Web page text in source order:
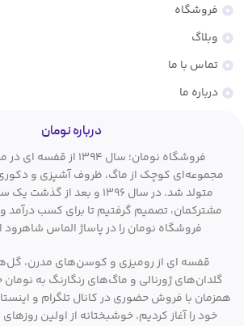
فروشگاه
وبلاگ
تماس با ما
درباره ما
درباره نومان
فروشگاه نومان؛ سال ۱۳۹۴ از
مجموعه‌ای کوچک از ماگ، ظروف آشپزی و
متولد شد. در سال ۱۳۹۶ و بعد از
مشترکمان، تصمیم گرفتیم تا برای کسب
فروشگاه نومان را در پاساژ الماس شاهرود
قفسه ای از رومیزی و کوسن‌های مدرن،
گلدان‌های ژورنالی و ماگ‌های رنگارنگ به
همزمان با فروش حضوری در کانال تلگرام و
خود را آغاز کردیم. خوشبختانه از اولین